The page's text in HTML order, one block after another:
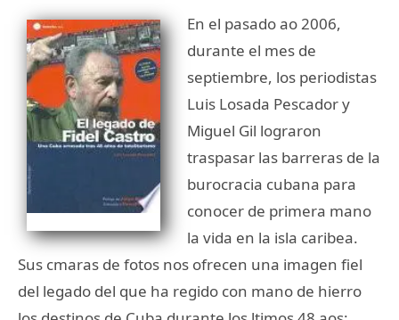
En el pasado ao 2006,
durante el mes de
septiembre, los periodistas
Luis Losada Pescador y
Miguel Gil lograron
traspasar las barreras de la
burocracia cubana para
conocer de primera mano
la vida en la isla caribea.
Sus cmaras de fotos nos ofrecen una imagen fiel
del legado del que ha regido con mano de hierro